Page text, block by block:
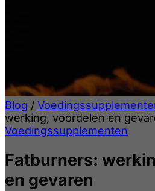
Blog /
werking, voordelen en
Voedingssupplementen
Fatburners:
en gevaren